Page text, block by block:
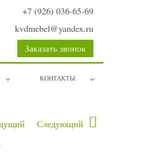
+7 (926) 036-65-69
kvdmebel@yandex.ru
Заказать звонок
КОНТАКТЫ
Следующий